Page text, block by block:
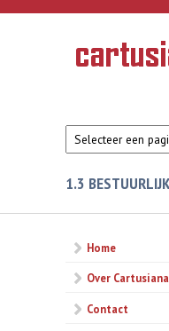
Overslaan en naar de inhoud
Geschiedenis
van de
1.3
Home
Over
Contact